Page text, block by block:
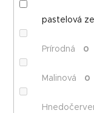
pastelová
Prírodná 0
Malinová 0